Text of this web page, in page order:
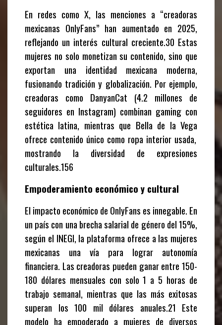
En redes como X, las menciones a “creadoras
mexicanas OnlyFans” han aumentado en 2025,
reflejando un interés cultural creciente.30 Estas
mujeres no solo monetizan su contenido, sino que
exportan una identidad mexicana moderna,
fusionando tradición y globalización. Por ejemplo,
creadoras como DanyanCat (4.2 millones de
seguidores en Instagram) combinan gaming con
estética latina, mientras que Bella de la Vega
ofrece contenido único como ropa interior usada,
mostrando la diversidad de expresiones
culturales.156
Empoderamiento económico y cultural
El impacto económico de OnlyFans es innegable. En
un país con una brecha salarial de género del 15%,
según el INEGI, la plataforma ofrece a las mujeres
mexicanas una vía para lograr autonomía
financiera. Las creadoras pueden ganar entre 150-
180 dólares mensuales con solo 1 a 5 horas de
trabajo semanal, mientras que las más exitosas
superan los 100 mil dólares anuales.21 Este
modelo ha empoderado a mujeres de diversos